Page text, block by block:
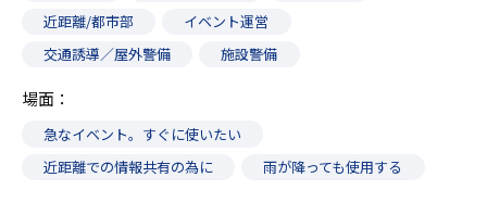
近距離/都市部
イベント運営
交通誘導／屋外警備
施設警備
場面
急なイベント。すぐに使いたい
近距離での情報共有の為に
雨が降っても使用する